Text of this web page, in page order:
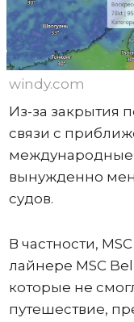
windy.com
Из-за закрытия
связи с
вынужденно
судов.
В частности,
лайнере MSC
которые не
путешествие,